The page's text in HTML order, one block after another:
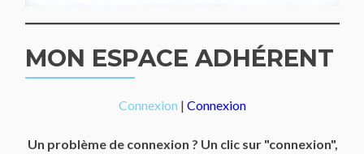
MON ESPACE ADHÉRENT
Connexion | Connexion
Un problème de connexion ? Un clic sur "connexion",